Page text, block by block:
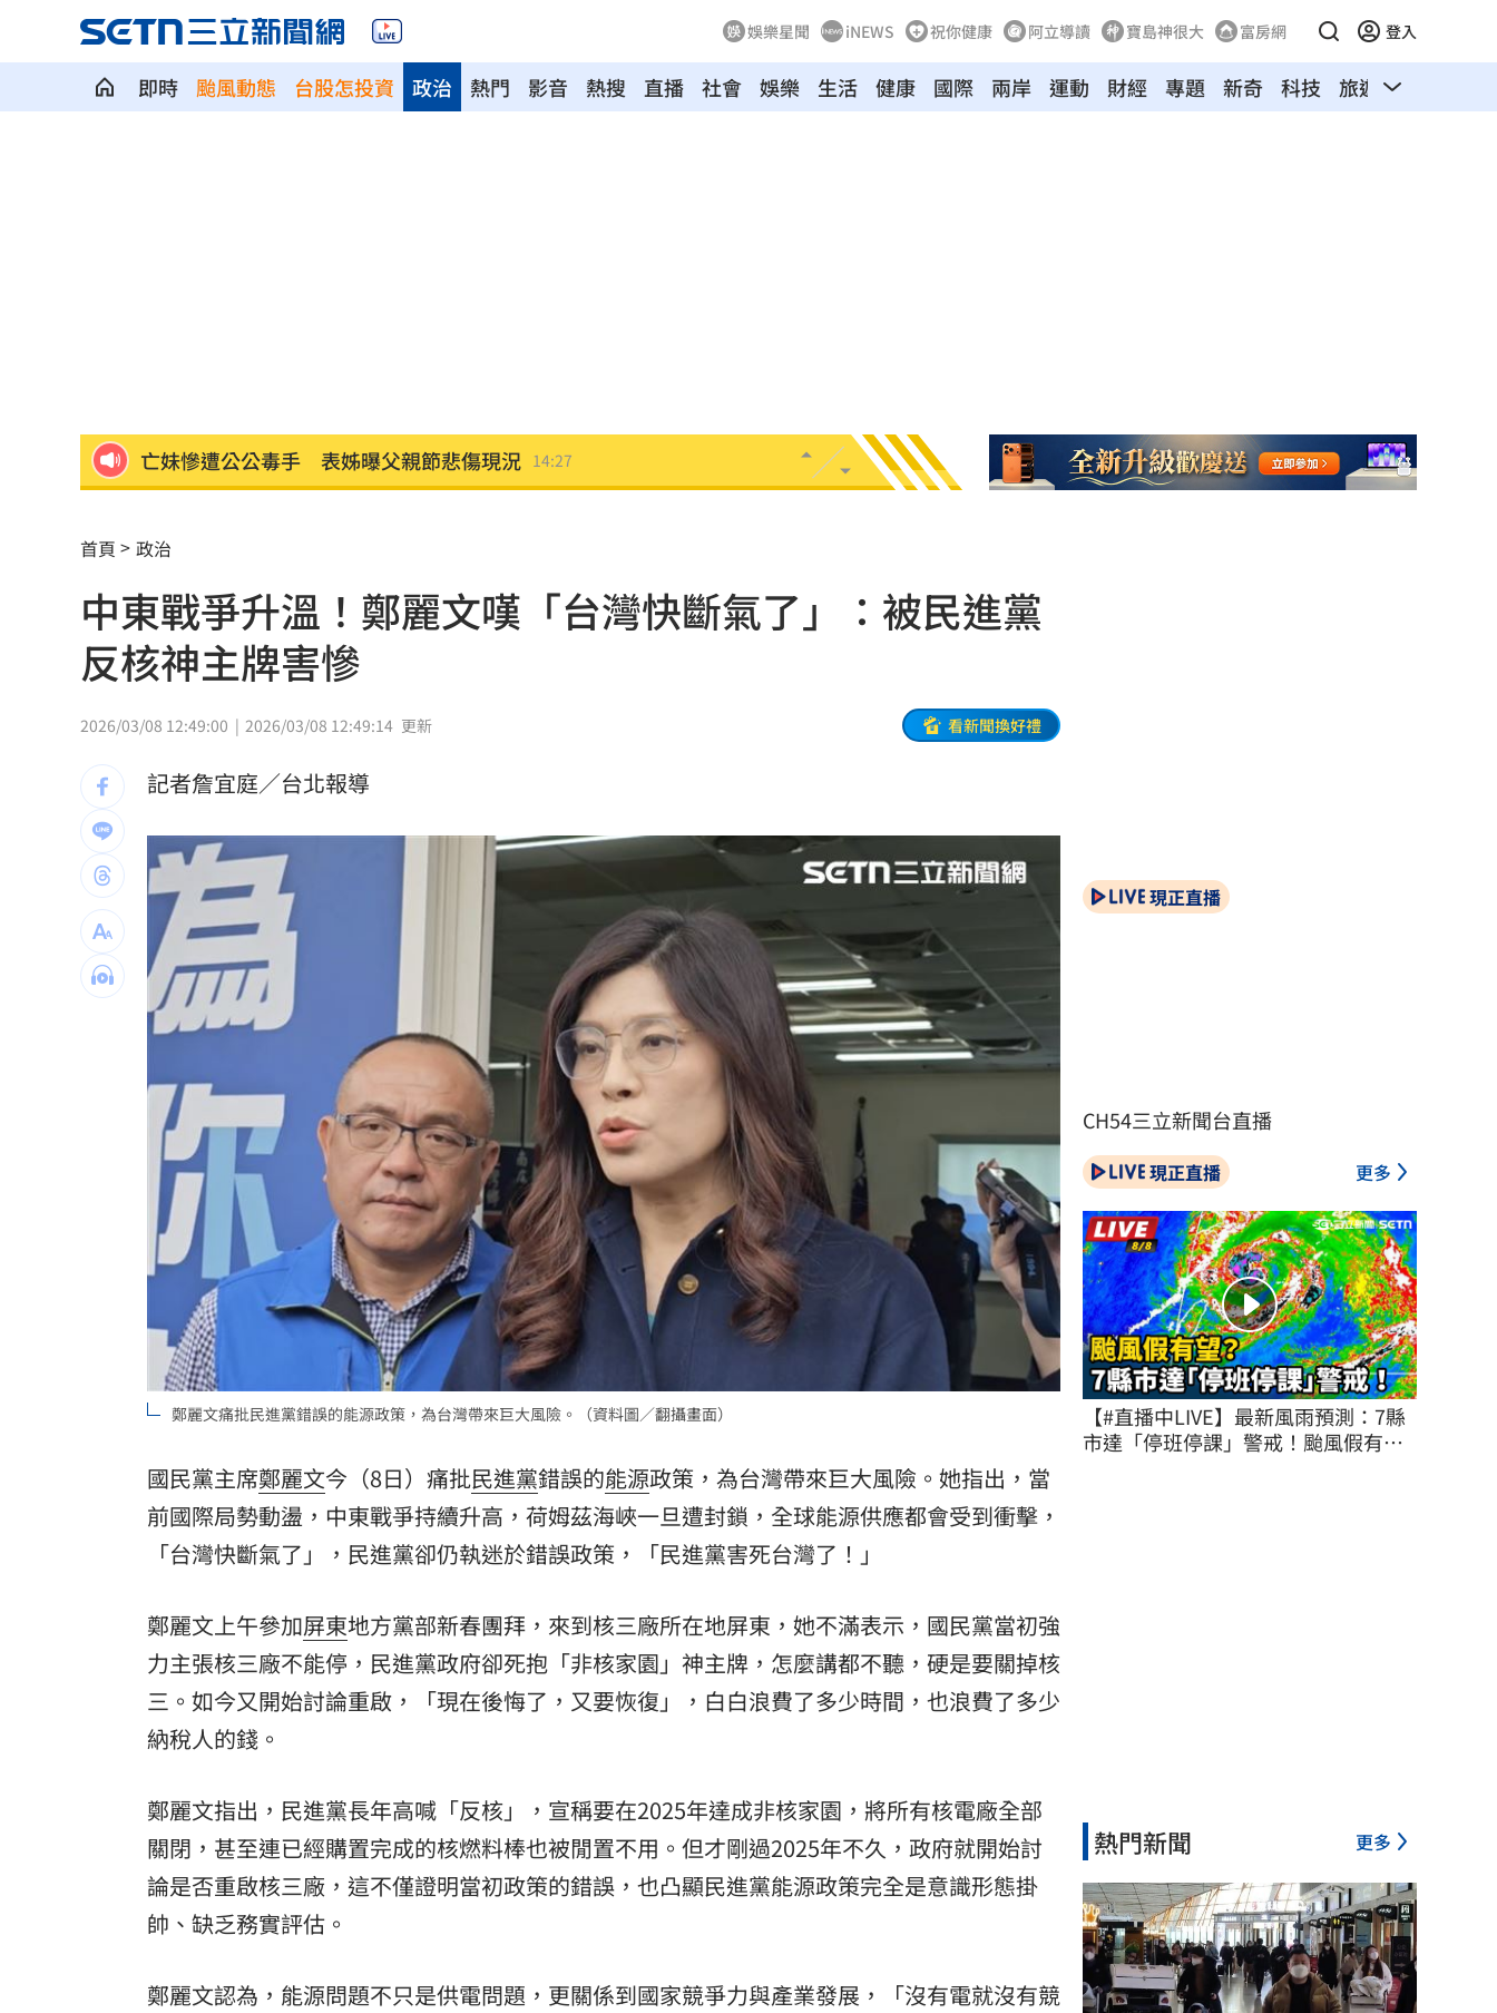
娛樂星聞 iNEWS 祝你健康 阿立導讀 寶島神很大 富房網 登入
即時 颱風動態 台股怎投資 熱門 影音 熱搜 直播
政治 社會 娛樂 生活 健康 國際 兩岸 運動 財經 專題 新奇 科技 旅遊 汽車
亡妹慘遭公公毒手 表姊曝父親節悲傷現況 14:27
美國揭最新UFO檔案 巨型三角飛行物曝光
漢光42無人機秀攻擊力 展現濱海打擊能力 14:20
賈靜雯父親節憶亡父 自曝被當兒子養大
新／白海豚颱風逼近！大雷雨轟雙北1小時
李棟旭、南柱赫變身超狂殺手！片單一次看
參加教召辱罵士官長3字…1原因比一般人慘 14:10
BLACKPINK開直播 Jisoo道歉認溝通有問題
姜厚任小女友超早熟！關係人回應小三爭議 14:08
獨／批曹雨婷帳目亂 楊光友再轟余天工會 14:07
廖峻離婚仍被前妻照顧 兒子一句話鼻酸 14:07
別只喝牛奶！「1神飲」助眠又抗大腦退化 14:01
82歲武打巨星近況曝光 本人認狀況不太好 13:56
台灣彩券開獎直播中 20:31
LIVE三立+24小時直播 15:27
三立iNEWS新聞台線上直播 18:00
AI時代！威力馬導入智慧營運系統提升效率 12:00
台彩父親節推新刮刮樂千萬頭獎超「爸」氣 12:00
「拍片人的多重宇宙」職涯論壇9/12登場！
理想混蛋號召粉絲跨海追星吃美食！ 18:15
首頁 政治
中東戰爭升溫！鄭麗文嘆「台灣快斷氣了」：被民進黨
反核神主牌害慘
2026/03/08 12:49:00 2026/03/08 12:49:14 更新 看新聞換好禮
記者詹宜庭／台北報導
鄭麗文痛批民進黨錯誤的能源政策，為台灣帶來巨大風險。（資料圖／翻攝畫面）
國民黨主席鄭麗文今（8日）痛批民進黨錯誤的能源政策，為台灣帶來巨大風險。她指出，當
前國際局勢動盪，中東戰爭持續升高，荷姆茲海峽一旦遭封鎖，全球能源供應都會受到衝擊，
「台灣快斷氣了」，民進黨卻仍執迷於錯誤政策，「民進黨害死台灣了！」
鄭麗文上午參加屏東地方黨部新春團拜，來到核三廠所在地屏東，她不滿表示，國民黨當初強
力主張核三廠不能停，民進黨政府卻死抱「非核家園」神主牌，怎麼講都不聽，硬是要關掉核
三。如今又開始討論重啟，「現在後悔了，又要恢復」，白白浪費了多少時間，也浪費了多少
納稅人的錢。
鄭麗文指出，民進黨長年高喊「反核」，宣稱要在2025年達成非核家園，將所有核電廠全部
關閉，甚至連已經購置完成的核燃料棒也被閒置不用。但才剛過2025年不久，政府就開始討
論是否重啟核三廠，這不僅證明當初政策的錯誤，也凸顯民進黨能源政策完全是意識形態掛
帥、缺乏務實評估。
鄭麗文認為，能源問題不只是供電問題，更關係到國家競爭力與產業發展，「沒有電就沒有競
現正直播
CH54三立新聞台直播
現正直播 更多
【#直播中LIVE】最新風雨預測：7縣
市達「停班停課」警戒！颱風假有
熱門新聞 更多